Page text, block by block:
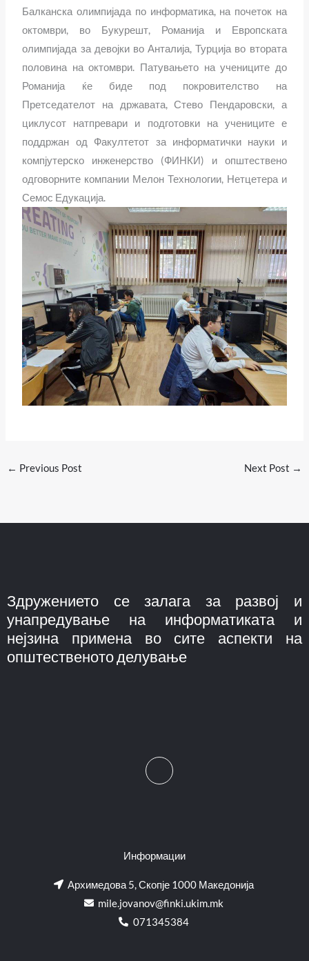
Балканска олимпијада по информатика, на почеток на
октомври, во Букурешт, Романија и Европската
олимпијада за девојки во Анталија, Турција во втората
половина на октомври. Патувањето на учениците до
Романија ќе биде под покровителство на
Претседателот на државата, Стево Пендаровски, а
циклусот натпревари и подготовки на учениците е
поддржан од Факултетот за информатички науки и
компјутерско инженерство (ФИНКИ) и општествено
одговорните компании Мелон Технологии, Нетцетера и
Семос Едукација.
← Previous Post Next Post →
Здружението се залага за развој и
унапредување на информатиката и
нејзина примена во сите аспекти на
општественото делување
Информации
Архимедова 5, Скопје 1000 Македонија
mile.jovanov@finki.ukim.mk​
071345384